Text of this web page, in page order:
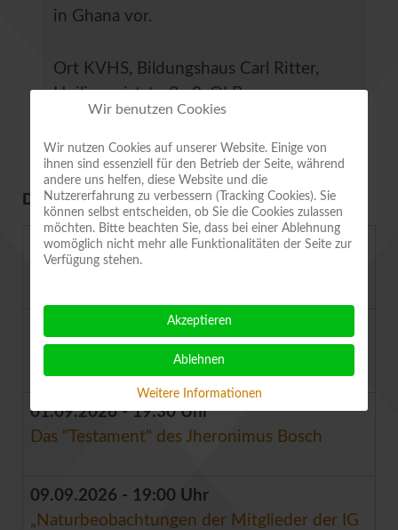
in Ghana vor.
Ort KVHS, Bildungshaus Carl Ritter,
Heiligegeiststraße 8, QLB
DEMNÄCHST IM VEREIN
13.08.2026 - 20:00 Uhr
Klangreise und Falter beobachten
22.08.2026 - 10:00 Uhr
15. Tomatentag Aschersleben
01.09.2026 - 19:30 Uhr
Das "Testament" des Jheronimus Bosch
09.09.2026 - 19:00 Uhr
„Naturbeobachtungen der Mitglieder der IG
Wir benutzen Cookies
Wir nutzen Cookies auf unserer Website. Einige von
ihnen sind essenziell für den Betrieb der Seite, während
andere uns helfen, diese Website und die
Nutzererfahrung zu verbessern (Tracking Cookies). Sie
können selbst entscheiden, ob Sie die Cookies zulassen
möchten. Bitte beachten Sie, dass bei einer Ablehnung
womöglich nicht mehr alle Funktionalitäten der Seite zur
Verfügung stehen.
Akzeptieren
Ablehnen
Weitere Informationen